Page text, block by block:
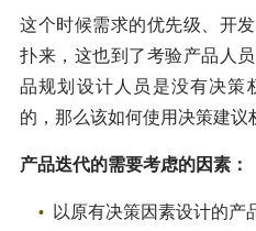
这个时候需求的优先级、开
扑来，这也到了考验产品人
品规划设计人员是没有决策
的，那么该如何使用决策建议
产品迭代的需要考虑的因素：
以原有决策因素设计的产